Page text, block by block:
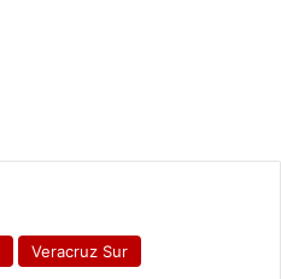
Veracruz Sur